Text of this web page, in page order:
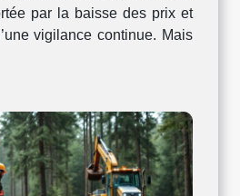
par la baisse des prix et
vigilance continue. Mais